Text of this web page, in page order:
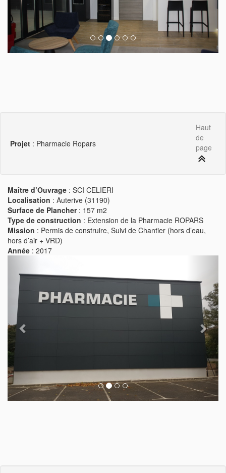
Projet : Pharmacie Ropars
Haut
de
page
Maître d’Ouvrage : SCI CELIERI
Localisation : Auterive (31190)
Surface de Plancher: 157 m2
Type de construction : Extension de la Pharmacie ROPARS
Mission : Permis de construire, Suivi de Chantier (hors d’eau,
hors d’air + VRD)
Année : 2017